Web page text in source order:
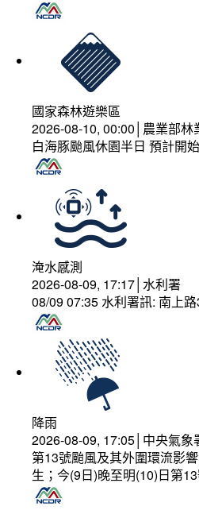
國家森林遊樂區
2026-08-10, 00:00│農業部林
白海豚颱風休園半日 預計開
淹水感測
2026-08-09, 17:17│水利署
08/09 07:35 水利署訊: 南上
降雨
2026-08-09, 17:05│中央氣象
第13號颱風及其外圍環流影
生；今(9日)晚至明(10)日第